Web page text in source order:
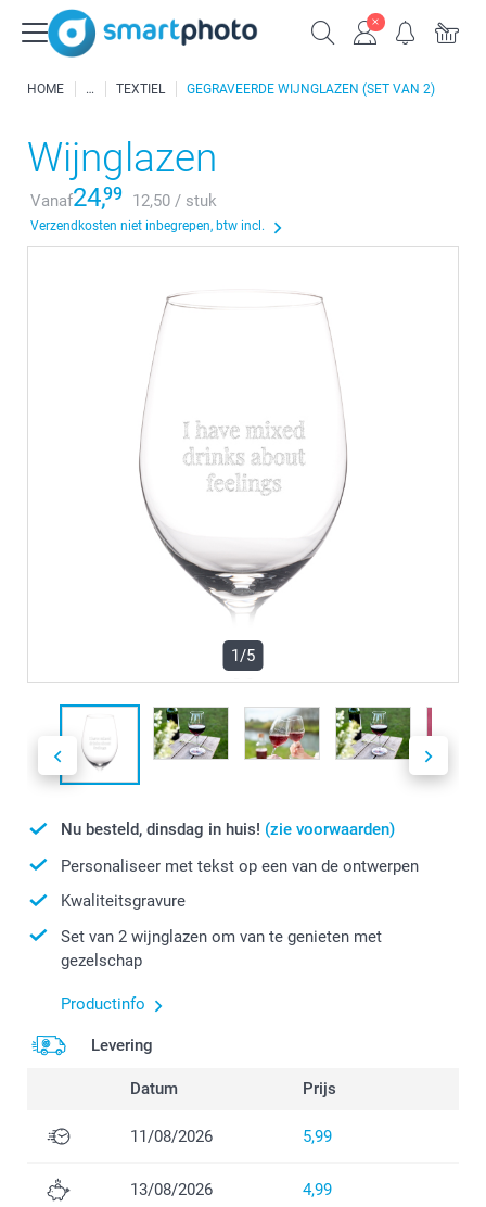
HOME TEXTIEL GEGRAVEERDE WIJNGLAZEN (SET VAN 2)
Wijnglazen
Vanaf24,99 12,50 / stuk
Verzendkosten niet inbegrepen, btw incl.
1/5
Nu besteld, dinsdag in huis! (zie voorwaarden)
Personaliseer met tekst op een van de ontwerpen
Kwaliteitsgravure
Set van 2 wijnglazen om van te genieten met
gezelschap
Productinfo
Levering
Datum Prijs
11/08/2026 5,99
13/08/2026 4,99